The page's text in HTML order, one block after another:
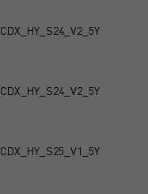
CDX_HY_S24_V2_5Y
CDX_HY_S24_V2_5Y
CDX_HY_S25_V1_5Y